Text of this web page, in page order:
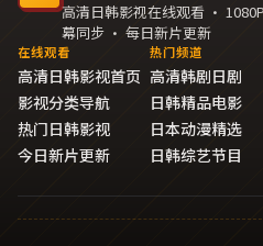
高清日韩影视在线观看 ·
幕同步 · 每日新片更新
在线观看
高清日韩影视首页
影视分类导航
热门日韩影视
今日新片更新
热门频道
高清韩剧日剧
日韩精品电影
日本动漫精选
日韩综艺节目